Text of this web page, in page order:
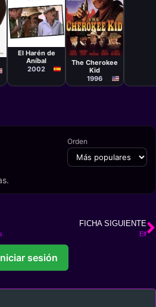
Película
Raúl Enrique
Navarro
El Harén de
Aníbal
2002
Película
Paris Barclay
The Cherokee
Kid
1996
Orden
FICHA SIGUIENTE
Elf
sesión